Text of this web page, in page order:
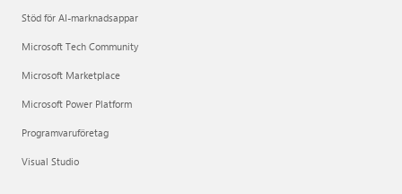
Stöd för AI-marknadsappar
Microsoft Tech Community
Microsoft Marketplace
Microsoft Power Platform
Programvaruföretag
Visual Studio